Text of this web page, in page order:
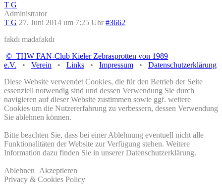
T G
Administrator
T G 27. Juni 2014 um 7:25 Uhr #3662
fakdı madafakdı
© THW FAN-Club Kieler Zebrasprotten von 1989
e.V. • Verein • Links • Impressum • Datenschutzerklärung
Diese Website verwendet Cookies, die für den Betrieb der Seite
essenziell notwendig sind und dessen Verwendung Sie durch
navigieren auf dieser Website zustimmen sowie ggf. weitere
Cookies um die Nutzererfahrung zu verbessern, dessen Verwendung
Sie ablehnen können.
Bitte beachten Sie, dass bei einer Ablehnung eventuell nicht alle
Funktionalitäten der Website zur Verfügung stehen. Weitere
Information dazu finden Sie in unserer Datenschutzerklärung.
Ablehnen
Akzeptieren
Privacy & Cookies Policy